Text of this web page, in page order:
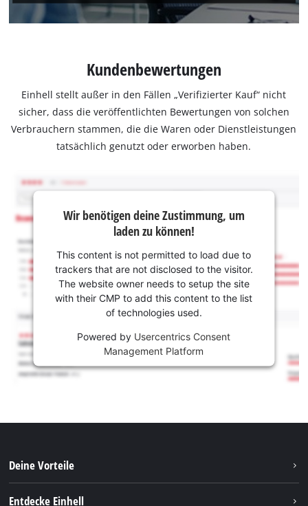
Kundenbewertungen
Einhell stellt außer in den Fällen „Verifizierter Kauf“ nicht
sicher, dass die veröffentlichten Bewertungen von solchen
Verbrauchern stammen, die die Waren oder Dienstleistungen
tatsächlich genutzt oder erworben haben.
Wir benötigen deine Zustimmung, um
laden zu können!
This content is not permitted to load due to
trackers that are not disclosed to the visitor.
The website owner needs to setup the site
with their CMP to add this content to the list
of technologies used.
Powered by Usercentrics Consent
Management Platform
Deine Vorteile
Entdecke Einhell